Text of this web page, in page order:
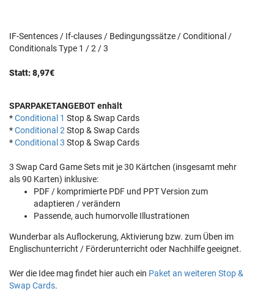
IF-Sentences / If-clauses / Bedingungssätze / Conditional /
Conditionals Type 1 / 2 / 3
Statt: 8,97€
SPARPAKETANGEBOT enhält
*Conditional 1 Stop & Swap Cards
*Conditional 2 Stop & Swap Cards
*Conditional 3 Stop & Swap Cards
3 Swap Card Game Sets mit je 30 Kärtchen (insgesamt mehr
als 90 Karten) inklusive:
PDF / komprimierte PDF und PPT Version zum
adaptieren / verändern
Passende, auch humorvolle Illustrationen
Wunderbar als Auflockerung, Aktivierung bzw. zum Üben im
Englischunterricht / Förderunterricht oder Nachhilfe geeignet.
Wer die Idee mag findet hier auch ein Paket an weiteren Stop &
Swap Cards.